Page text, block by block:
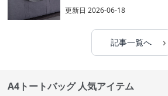
更新日2026-06-18
記事一覧へ ›
A4トートバッグ 人気アイテム